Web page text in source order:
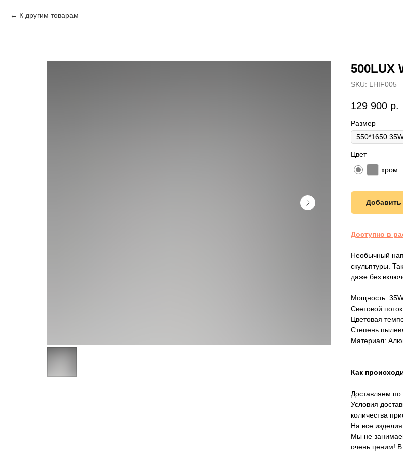
К другим товарам
500LUX
SKU: LHIF005
129 900 р.
Размер
Цвет
хром
Добавить
Доступно в
Необычный
скульптуры.
даже без
Мощность:
Световой
Цветовая
Степень
Материал:
Как
Доставляем по
Условия
количества
На все
Мы не
очень ценим!